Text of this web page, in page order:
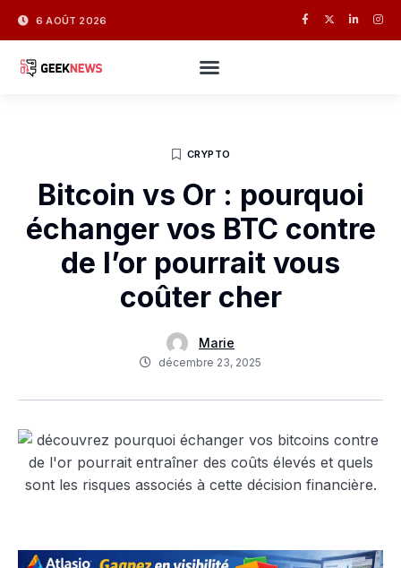
6 AOÛT 2026
CRYPTO
Bitcoin vs Or : pourquoi
échanger vos BTC contre
de l’or pourrait vous
coûter cher
Marie
décembre 23, 2025